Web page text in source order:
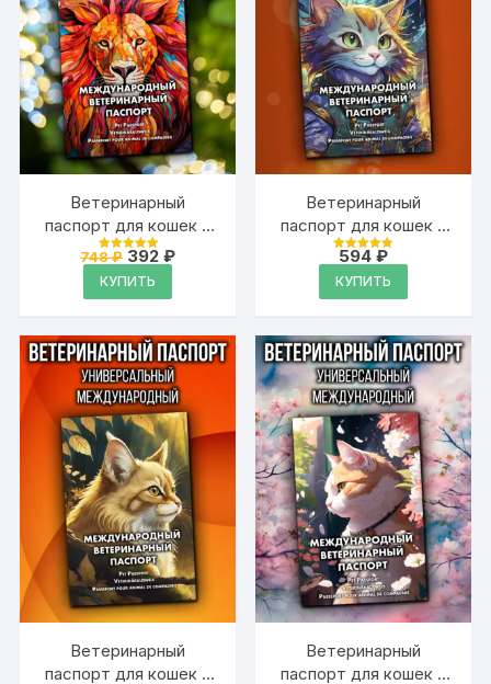
Ветеринарный
паспорт для кошек и
собак
международный
Оценка
из 5
748₽Первоначальная
цена
составляла
748 ₽.
392₽Текущая
КУПИТЬ
Ветеринарный
паспорт для кошек и
собак
международный
Оценка
из 5
594 ₽
КУПИТЬ
Ветеринарный
паспорт для кошек и
Ветеринарный
паспорт для кошек и